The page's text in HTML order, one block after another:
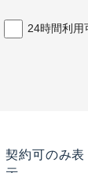
24時間利用
契約可のみ表